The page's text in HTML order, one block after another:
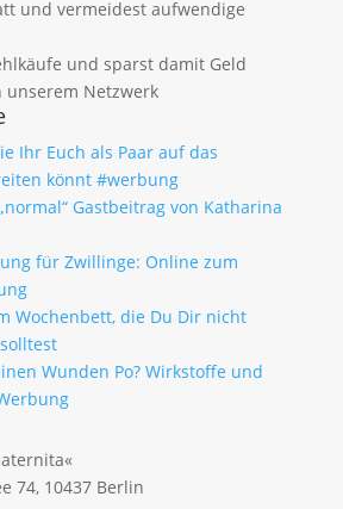
und vermeidest aufwendige
und sparst damit Geld
Netzwerk
Ihr Euch als Paar auf das
könnt #werbung
Gastbeitrag von Katharina
für Zwillinge: Online zum
Wochenbett, die Du Dir nicht
Wunden Po? Wirkstoffe und
74, 10437 Berlin